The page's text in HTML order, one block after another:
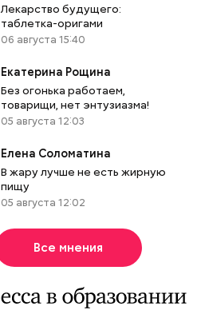
Лекарство будущего:
таблетка-оригами
06 августа 15:40
Екатерина Рощина
Без огонька работаем,
товарищи, нет энтузиазма!
05 августа 12:03
Елена Соломатина
В жару лучше не есть жирную
пищу
05 августа 12:02
Все мнения